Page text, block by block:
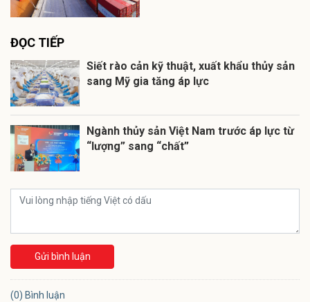
ĐỌC TIẾP
Siết rào cản kỹ thuật, xuất khẩu thủy sản
sang Mỹ gia tăng áp lực
Ngành thủy sản Việt Nam trước áp lực từ
“lượng” sang “chất”
Gửi bình luận
(0) Bình luận